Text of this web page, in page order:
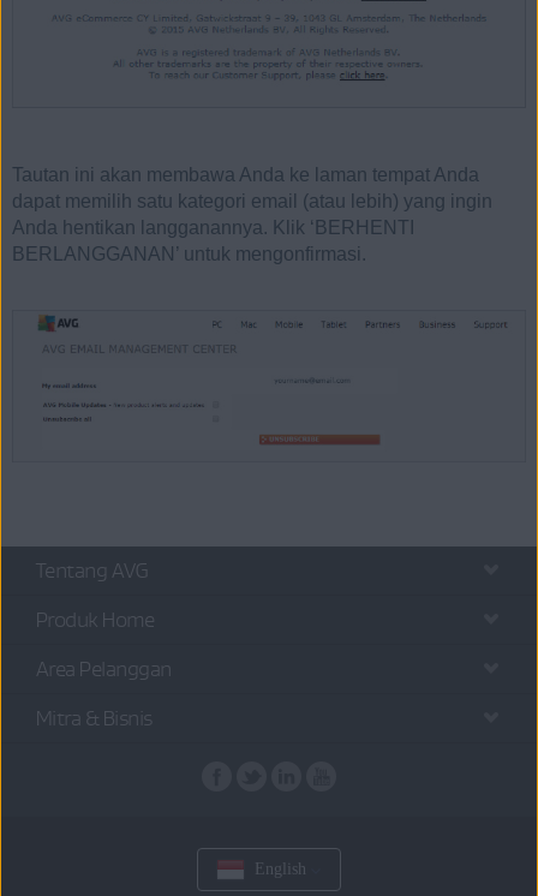
Tautan ini akan membawa Anda ke laman tempat Anda
dapat memilih satu kategori email (atau lebih) yang ingin
Anda hentikan langganannya. Klik ‘BERHENTI
BERLANGGANAN’ untuk mengonfirmasi.
Tentang AVG
Produk Home
Area Pelanggan
Mitra & Bisnis
English